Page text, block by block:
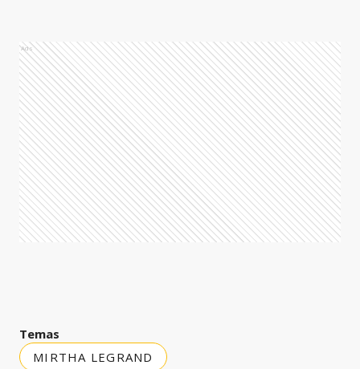
Ads
Temas
MIRTHA LEGRAND